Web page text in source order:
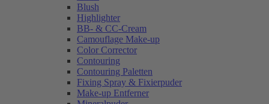
Blush
Highlighter
BB- & CC-Cream
Camouflage Make-up
Color Corrector
Contouring
Contouring Paletten
Fixing Spray & Fixierpuder
Make-up Entferner